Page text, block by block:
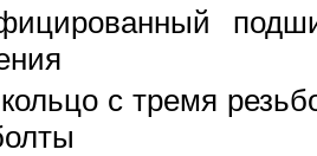
кольцо с тремя